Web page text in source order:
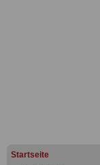
Startseite